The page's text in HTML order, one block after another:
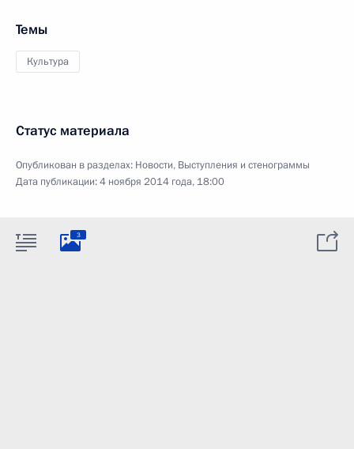
Темы
Культура
Статус материала
Опубликован в разделах: Новости, Выступления и стенограммы
Дата публикации:4 ноября 2014 года, 18:00
3